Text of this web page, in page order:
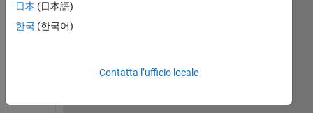
         c=a;
Tablename.Var1(a,1)==0 &&
日本 (日本語)
한국 (한국어)
Contatta l’ufficio locale